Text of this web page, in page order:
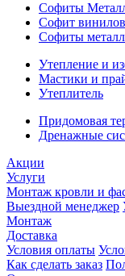
Софиты
Софит
Софиты
Утепление и
Мастики и
Утеплитель
Придомовая
Дренажные
Акции
Услуги
Монтаж кровли и
Выездной менеджер
Монтаж
Доставка
Условия оплаты
Как сделать заказ